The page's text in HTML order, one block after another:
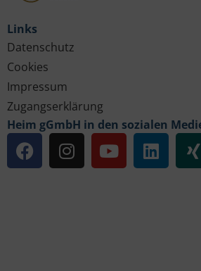
Links
Datenschutz
Cookies
Impressum
Zugangserklärung
Heim gGmbH in den sozialen